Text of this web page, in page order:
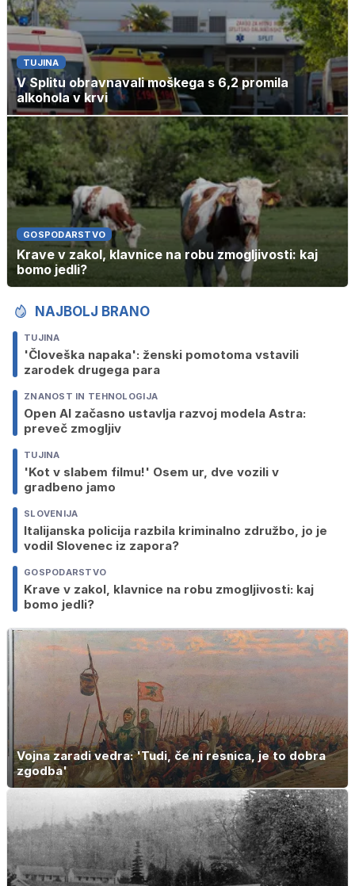
TUJINA
V Splitu obravnavali moškega s 6,2 promila
alkohola v krvi
GOSPODARSTVO
Krave v zakol, klavnice na robu zmogljivosti: kaj
bomo jedli?
NAJBOLJ BRANO
TUJINA
'Človeška napaka': ženski pomotoma vstavili
zarodek drugega para
ZNANOST IN TEHNOLOGIJA
Open AI začasno ustavlja razvoj modela Astra:
preveč zmogljiv
TUJINA
'Kot v slabem filmu!' Osem ur, dve vozili v
gradbeno jamo
SLOVENIJA
Italijanska policija razbila kriminalno združbo, jo je
vodil Slovenec iz zapora?
GOSPODARSTVO
Krave v zakol, klavnice na robu zmogljivosti: kaj
bomo jedli?
Vojna zaradi vedra: 'Tudi, če ni resnica, je to dobra
zgodba'